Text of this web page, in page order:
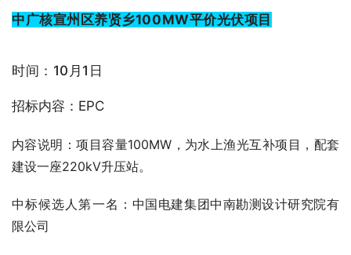
中广核宣州区养贤乡100MW平价光伏项目
时间：10月1日
招标内容：EPC
内容说明：项目容量100MW，为水上渔光互补项目，配套
建设一座220kV升压站。
中标候选人第一名： 中国电建集团中南勘测设计研究院有
限公司